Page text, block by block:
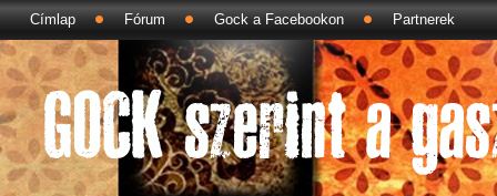
Címlap Fórum Gock a Facebookon Partnerek